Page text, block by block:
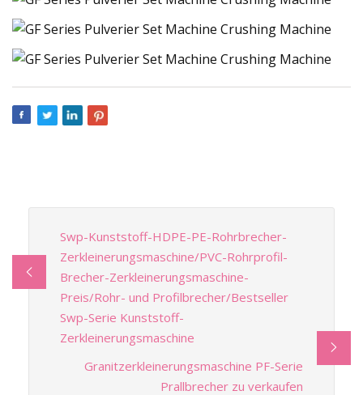
Swp-Kunststoff-HDPE-PE-Rohrbrecher-
Zerkleinerungsmaschine/PVC-Rohrprofil-
Brecher-Zerkleinerungsmaschine-
Preis/Rohr- und Profilbrecher/Bestseller
Swp-Serie Kunststoff-
Zerkleinerungsmaschine
Granitzerkleinerungsmaschine PF-Serie
Prallbrecher zu verkaufen